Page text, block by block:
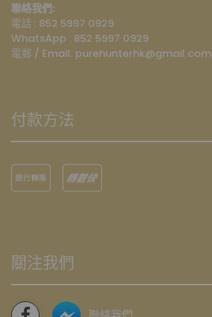
聯絡我們:
電話 : 852 5997 0929
WhatsApp : 852 5997 0929
電郵 / Email: purehunterhk@gmail.com
付款方法
關注我們